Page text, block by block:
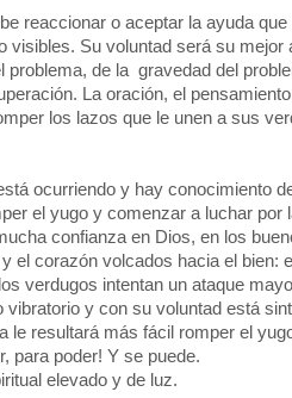
reaccionar o aceptar la ayuda que
visibles. Su voluntad será su mejor
de la gravedad del
La oración, el
los lazos que le unen a sus
ocurriendo y hay conocimiento
el yugo y comenzar a luchar por
confianza en Dios, en los
el corazón volcados hacia el bien:
verdugos intentan un ataque
y con su voluntad está
le resultará más fácil romper el
para poder! Y se puede.
elevado y de luz.